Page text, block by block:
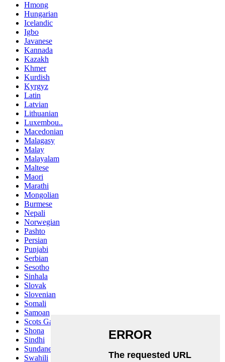
Hmong
Hungarian
Icelandic
Igbo
Javanese
Kannada
Kazakh
Khmer
Kurdish
Kyrgyz
Latin
Latvian
Lithuanian
Luxembou..
Macedonian
Malagasy
Malay
Malayalam
Maltese
Maori
Marathi
Mongolian
Burmese
Nepali
Norwegian
Pashto
Persian
Punjabi
Serbian
Sesotho
Sinhala
Slovak
Slovenian
Somali
Samoan
Scots Gaelic
Shona
Sindhi
Sundanese
Swahili